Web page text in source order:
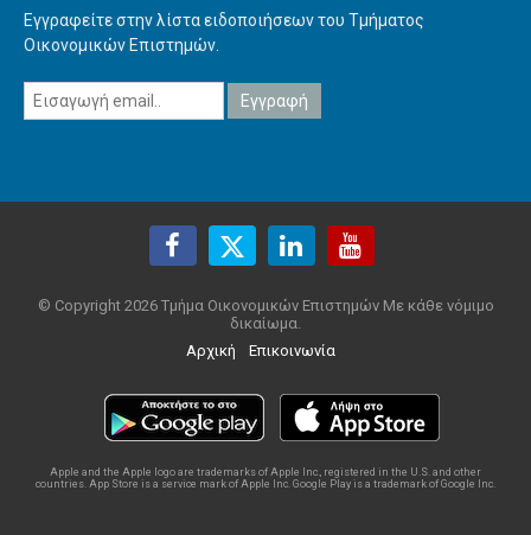
Εγγραφείτε στην λίστα ειδοποιήσεων του Τμήματος
Οικονομικών Επιστημών.
© Copyright 2026 Τμήμα Οικονομικών Επιστημών Με κάθε νόμιμο
δικαίωμα.
Αρχική
Επικοινωνία
Apple and the Apple logo are trademarks of Apple Inc., registered in the U.S. and other
countries. App Store is a service mark of Apple Inc. Google Play is a trademark of Google Inc.